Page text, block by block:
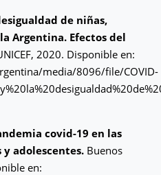
de niñas,
Argentina. Efectos del
2020. Disponible en:
media/8096/file/COVID-
covid-19 en las
adolescentes. Buenos
en: